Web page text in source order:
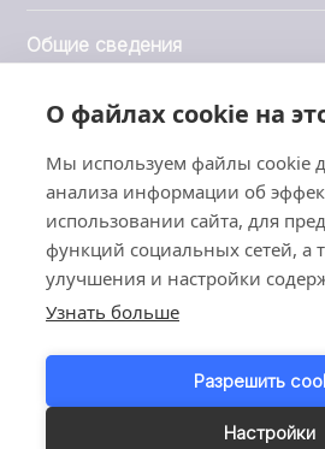
О файлах cookie на
Мы используем файлы cookie
анализа информации об
использовании сайта, для
функций социальных сетей, а
улучшения и настройки
Узнать больше
Разрешить
Настройки
Общие сведения
Компания
1999 - 2026 © JBT Marel
Политика конфиденциальности
Customer Personal Data